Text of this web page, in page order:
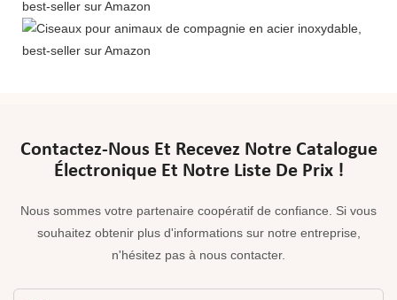
Contactez-Nous Et Recevez Notre Catalogue
Électronique Et Notre Liste De Prix !
Nous sommes votre partenaire coopératif de confiance. Si vous
souhaitez obtenir plus d'informations sur notre entreprise,
n'hésitez pas à nous contacter.